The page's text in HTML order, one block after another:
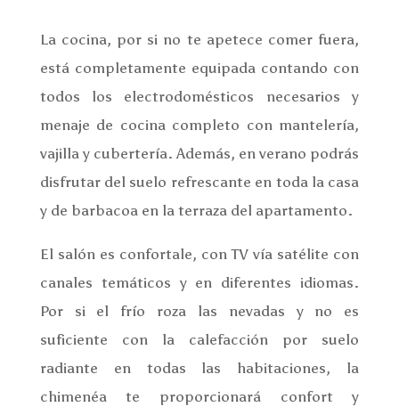
La cocina, por si no te apetece comer fuera,
está completamente equipada contando con
todos los electrodomésticos necesarios y
menaje de cocina completo con mantelería,
vajilla y cubertería. Además, en verano podrás
disfrutar del suelo refrescante en toda la casa
y de barbacoa en la terraza del apartamento.
El salón es confortale, con TV vía satélite con
canales temáticos y en diferentes idiomas.
Por si el frío roza las nevadas y no es
suficiente con la calefacción por suelo
radiante en todas las habitaciones, la
chimenéa te proporcionará confort y